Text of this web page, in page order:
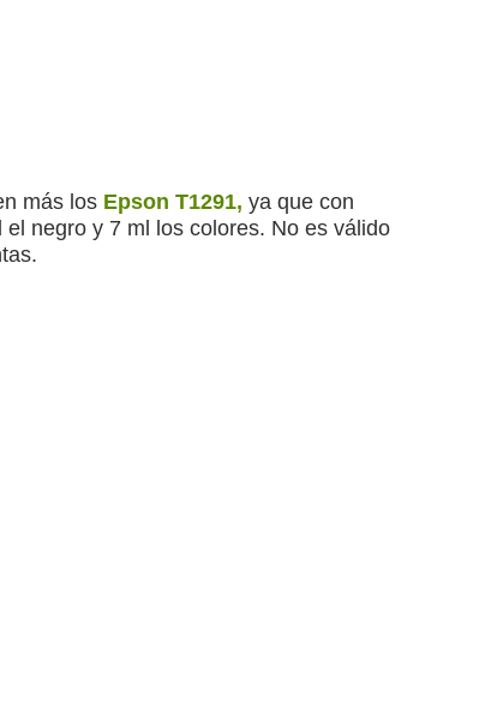
más los Epson T1291, ya que con
negro y 7 ml los colores. No es válido